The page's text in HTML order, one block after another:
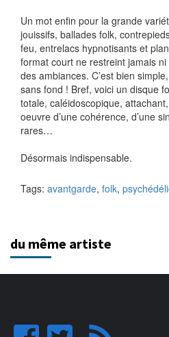
Un mot enfin pour la grande
jouissifs, ballades folk,
feu, entrelacs hypnotisants et
format court ne restreint jamais ni
des ambiances. C’est bien
sans fond ! Bref, voici un disque
totale, caléidoscopique,
oeuvre d’une cohérence, d’une
rares…
Désormais indispensable.
Tags: avantgarde, folk,
du même artiste